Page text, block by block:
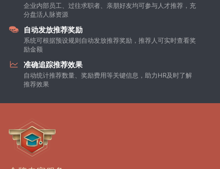
企业内部员工、过往求职者、亲朋好友均可参与人才推荐，充
分盘活人脉资源
自动发放推荐奖励
系统可根据预设规则自动发放推荐奖励，推荐人可实时查看奖
励金额
准确追踪推荐效果
自动统计推荐数量、奖励费用等关键信息，助力HR及时了解
推荐效果